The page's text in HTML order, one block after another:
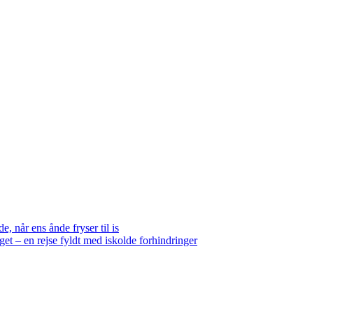
når ens ånde fryser til is
– en rejse fyldt med iskolde forhindringer